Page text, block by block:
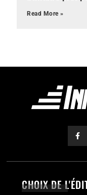
Read More »
CHOIX DE